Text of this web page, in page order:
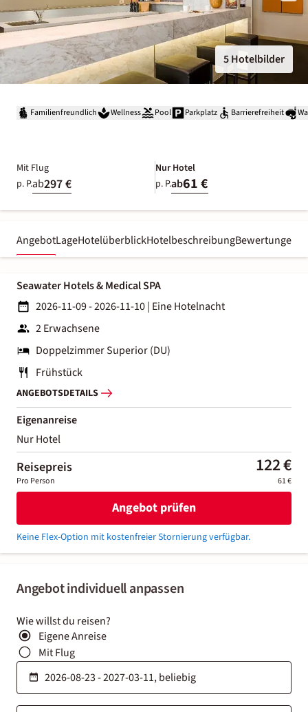
5 Hotelbilder
Familienfreundlich Wellness Pool Parkplatz Barrierefreiheit
Mit Flug
p. P.ab297 €
Nur Hotel
p. P.ab61 €
AngebotLageHotelüberblickHotelbeschreibungBewertungen
Angebot individuell anpassen
Wie willst du reisen?
Eigene Anreise
Mit Flug
Seawater Hotels & Medical SPA
2026-11-09 - 2026-11-10| Eine Hotelnacht
2 Erwachsene
Doppelzimmer Superior (DU)
Frühstück
ANGEBOTSDETAILS
Eigenanreise
Nur Hotel
Reisepreis 122 €
Pro Person 61 €
Angebot prüfen
Keine Flex-Option mit kostenfreier Stornierung verfügbar.